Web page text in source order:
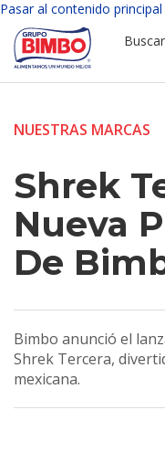
Pasar al contenido principal
Buscar
NUESTRAS MARCAS
Shrek
Nueva
De
Bimbo anunció el
Shrek Tercera,
mexicana.